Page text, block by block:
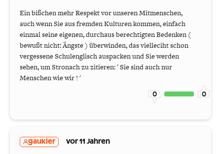
Ein bißchen mehr Respekt vor unseren Mitmenschen,
auch wenn Sie aus fremden Kulturen kommen, einfach
einmal seine eigenen, durchaus berechtigten Bedenken (
bewußt nicht: Ängste ) überwinden, das vielleciht schon
vergessene Schulenglisch auspacken und Sie werden
sehen, um Stronach zu zitieren: ' Sie sind auch nur
Menschen wie wir ! '
0 0
gaukler vor 11 Jahren